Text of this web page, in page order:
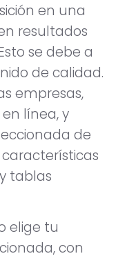
en una
resultados
se debe a
de calidad.
empresas,
línea, y
de
tablas
elige tu
con